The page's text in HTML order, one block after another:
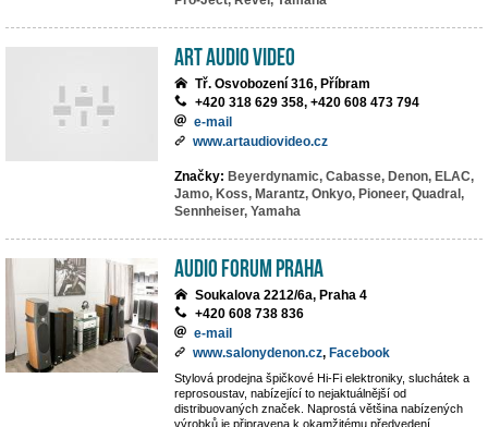
Art Audio Video
Tř. Osvobození 316, Příbram
+420 318 629 358, +420 608 473 794
e-mail
www.artaudiovideo.cz
Značky: Beyerdynamic, Cabasse, Denon, ELAC,
Jamo, Koss, Marantz, Onkyo, Pioneer, Quadral,
Sennheiser, Yamaha
Audio Forum Praha
Soukalova 2212/6a, Praha 4
+420 608 738 836
e-mail
www.salonydenon.cz, Facebook
Stylová prodejna špičkové Hi-Fi elektroniky, sluchátek a
reprosoustav, nabízející to nejaktuálnější od
distribuovaných značek. Naprostá většina nabízených
výrobků je připravena k okamžitému předvedení.